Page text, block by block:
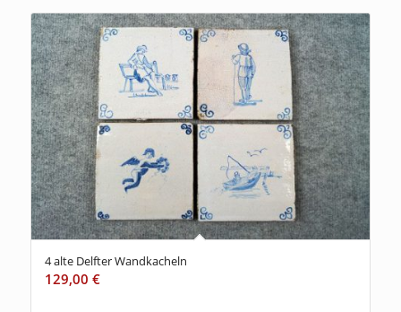
4 alte Delfter Wandkacheln
129,00 €